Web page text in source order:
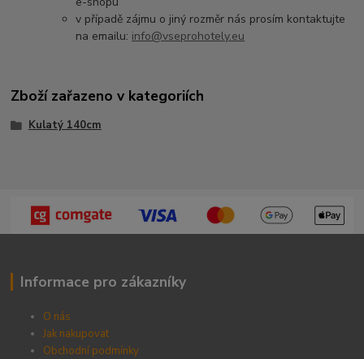
v případě zájmu o jiný rozměr nás prosím kontaktujte
na emailu: info@vseprohotely.eu
Zboží zařazeno v kategoriích
Kulatý 140cm
Informace pro zákazníky
O nás
Jak nakupovat
Obchodní podmínky